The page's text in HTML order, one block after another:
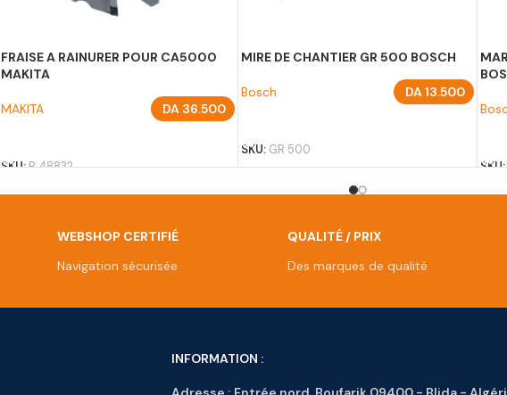
FRAISE A RAINURER POUR CA5000
MAKITA
MAKITA DA36.500
SKU:B 48832
MIRE DE CHANTIER GR 500 BOSCH
Bosch DA13.500
SKU: GR 500
WEBSHOP CERTIFIÉ
Navigation sécurisée
QUALITÉ / PRIX
Des marques de qualité
INFORMATION :